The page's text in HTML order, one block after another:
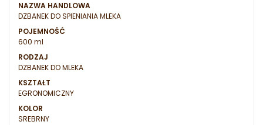
NAZWA HANDLOWA
DZBANEK DO SPIENIANIA MLEKA
POJEMNOŚĆ
600 ml
RODZAJ
DZBANEK DO MLEKA
KSZTAŁT
EGRONOMICZNY
KOLOR
SREBRNY